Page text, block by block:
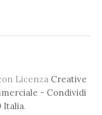
Licenza Creative
- Condividi
Italia.